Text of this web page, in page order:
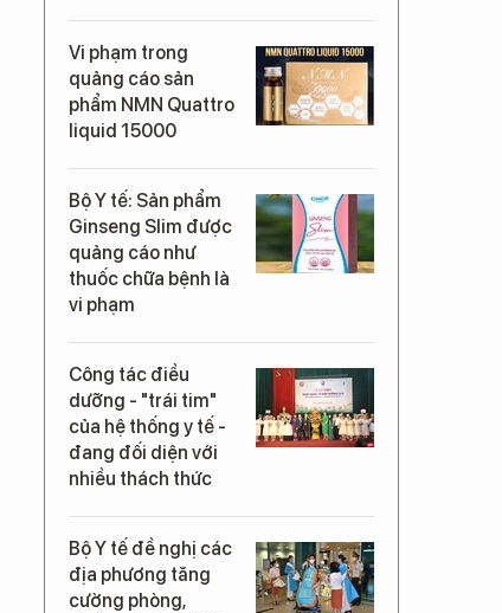
Vi phạm trong
quảng cáo sản
phẩm NMN Quattro
liquid 15000
Bộ Y tế: Sản phẩm
Ginseng Slim được
quảng cáo như
thuốc chữa bệnh là
vi phạm
Công tác điều
dưỡng - "trái tim"
của hệ thống y tế -
đang đối diện với
nhiều thách thức
Bộ Y tế đề nghị các
địa phương tăng
cường phòng,